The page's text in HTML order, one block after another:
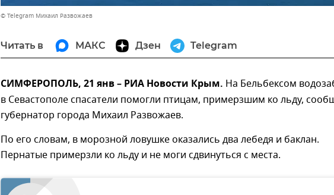
© Telegram Михаил Развожаев
Читать в МАКС Дзен Telegram
СИМФЕРОПОЛЬ, 21 янв – РИА Новости Крым. На Бельбексом
в Севастополе спасатели помогли птицам, примерзшим ко льду,
губернатор города Михаил Развожаев.
По его словам, в морозной ловушке оказались два лебедя и баклан.
Пернатые примерзли ко льду и не моги сдвинуться с места.